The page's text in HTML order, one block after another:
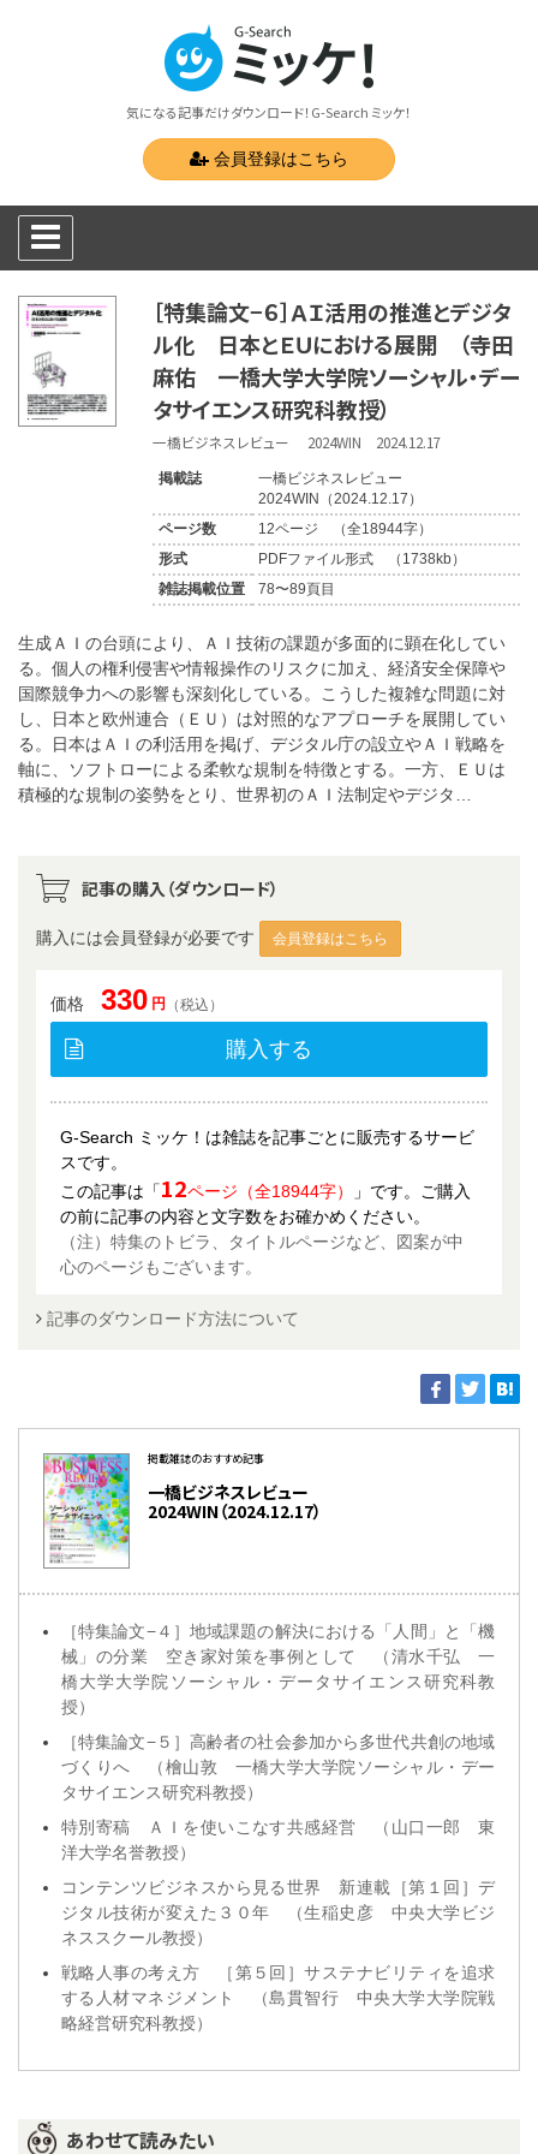
気になる記事だけダウンロード！G-Search ミッケ！
会員登録はこちら
［特集論文−６］ＡＩ活用の推進とデジタ
ル化 日本とＥＵにおける展開 （寺田
麻佑 一橋大学大学院ソーシャル・デー
タサイエンス研究科教授）
一橋ビジネスレビュー 2024WIN 2024.12.17
掲載誌
一橋ビジネスレビュー
2024WIN（2024.12.17）
ページ数
12ページ （全18944字）
形式
PDFファイル形式 （1738kb）
雑誌掲載位置
78〜89頁目
生成ＡＩの台頭により、ＡＩ技術の課題が多面的に顕在化してい
る。個人の権利侵害や情報操作のリスクに加え、経済安全保障や
国際競争力への影響も深刻化している。こうした複雑な問題に対
し、日本と欧州連合（ＥＵ）は対照的なアプローチを展開してい
る。日本はＡＩの利活用を掲げ、デジタル庁の設立やＡＩ戦略を
軸に、ソフトローによる柔軟な規制を特徴とする。一方、ＥＵは
積極的な規制の姿勢をとり、世界初のＡＩ法制定やデジタ…
記事の購入（ダウンロード）
購入には会員登録が必要です 会員登録はこちら
価格 330 円 （税込）
購入する
G-Search ミッケ！は雑誌を記事ごとに販売するサービ
スです。
この記事は「12ページ（全18944字）
」です。ご購入
の前に記事の内容と文字数をお確かめください。
（注）特集のトビラ、タイトルページなど、図案が中
心のページもございます。
記事のダウンロード方法について
掲載雑誌のおすすめ記事
一橋ビジネスレビュー
2024WIN（2024.12.17）
［特集論文−４］地域課題の解決における「人間」と「機
械」の分業 空き家対策を事例として （清水千弘 一
橋大学大学院ソーシャル・データサイエンス研究科教
授）
［特集論文−５］高齢者の社会参加から多世代共創の地域
づくりへ （檜山敦 一橋大学大学院ソーシャル・デー
タサイエンス研究科教授）
特別寄稿 ＡＩを使いこなす共感経営 （山口一郎 東
洋大学名誉教授）
コンテンツビジネスから見る世界 新連載［第１回］デ
ジタル技術が変えた３０年 （生稲史彦 中央大学ビジ
ネススクール教授）
戦略人事の考え方 ［第５回］サステナビリティを追求
する人材マネジメント （島貫智行 中央大学大学院戦
略経営研究科教授）
あわせて読みたい